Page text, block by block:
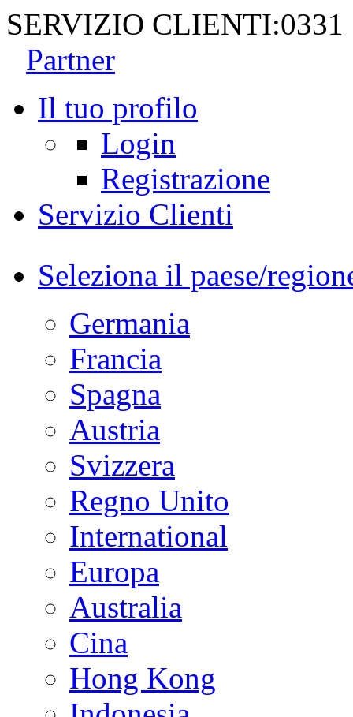
SERVIZIO CLIENTI:0331
Partner
Il tuo profilo
Login
Registrazione
Servizio Clienti
Seleziona il paese/
Germania
Francia
Spagna
Austria
Svizzera
Regno Unito
International
Europa
Australia
Cina
Hong Kong